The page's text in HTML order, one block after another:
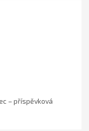
– příspěvková